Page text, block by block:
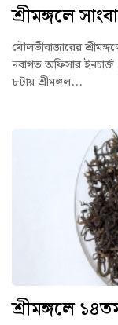
শ্রীমঙ্গলে
মৌলভীবাজারের
নবাগত অফিসার
৮টায় শ্রীমঙ্গল...
শ্রীমঙ্গলে